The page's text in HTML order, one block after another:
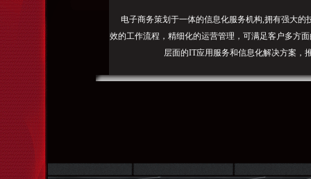
电子商务策划于一体的信息化服务机构,拥有强大的
效的工作流程，精细化的运营管理，可满足客户多方
层面的IT应用服务和信息化解决方案，